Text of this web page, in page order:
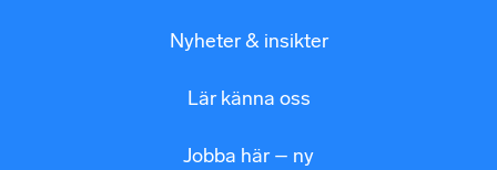
Nyheter & insikter
Lär känna oss
Jobba här – ny